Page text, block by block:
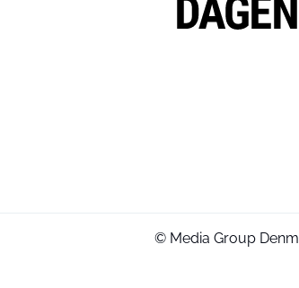
© Media Group